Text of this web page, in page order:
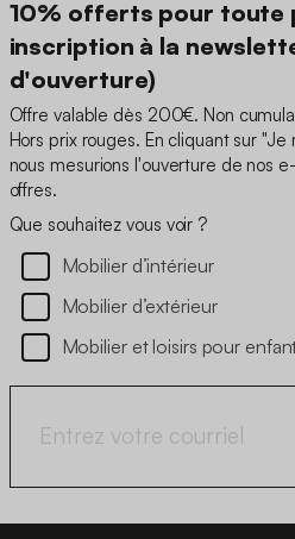
10% offerts pour toute
inscription à la
d'ouverture)
Offre valable dès 200€. Non
Hors prix rouges. En cliquant sur
nous mesurions l'ouverture de nos
offres.
Que souhaitez vous voir ?
Mobilier d’intérieur
Mobilier d’extérieur
Mobilier et loisirs pour